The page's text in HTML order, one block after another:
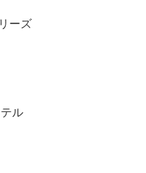
ーズ
ル